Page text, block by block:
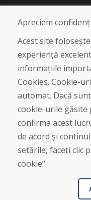
Blog
Retur
Apreciem
Acest site
experiență
informațiile
Cookies. Cookie-
automat. Dacă
cookie-urile găsite
confirma acest
de acord și
setările, faceți clic
cookie”.